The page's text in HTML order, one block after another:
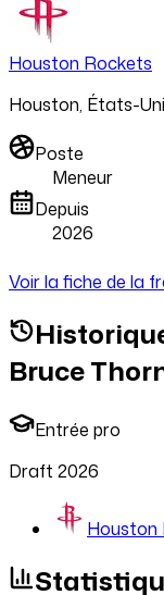
Houston Rockets
Houston, États-
Poste
Meneur
Depuis
2026
Voir la fiche de la
Bruce
Entrée pro
Draft 2026
Houston